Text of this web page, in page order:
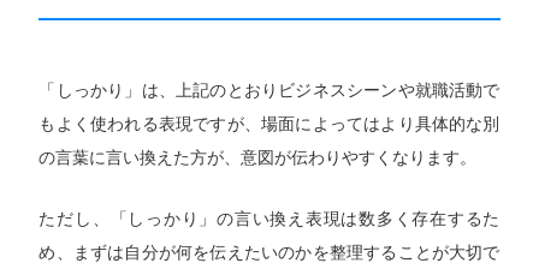
「しっかり」は、上記のとおりビジネスシーンや就職活動で
もよく使われる表現ですが、場面によってはより具体的な別
の言葉に言い換えた方が、意図が伝わりやすくなります。
ただし、「しっかり」の言い換え表現は数多く存在するた
め、まずは自分が何を伝えたいのかを整理することが大切で